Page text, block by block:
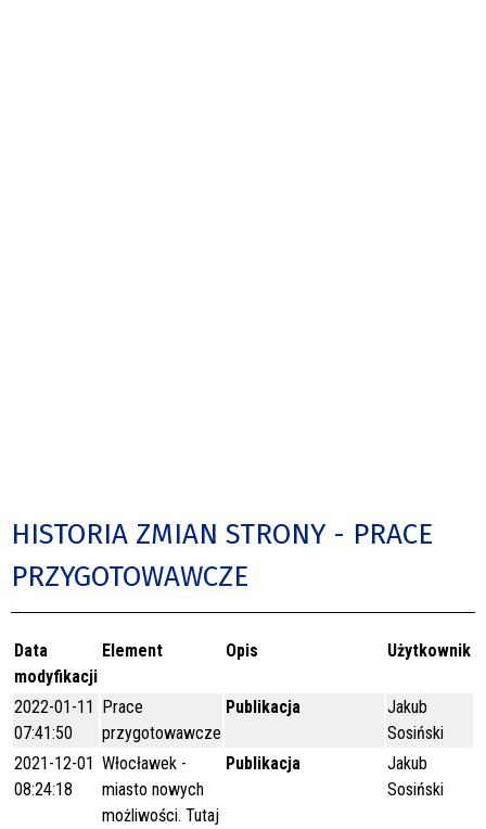
HISTORIA ZMIAN STRONY - PRACE
PRZYGOTOWAWCZE
Data
modyfikacji
Element Opis Użytkownik
2022-01-11
07:41:50
Prace
przygotowawcze
Publikacja
Jakub
Sosiński
2021-12-01
08:24:18
Włocławek -
miasto nowych
możliwości. Tutaj
Publikacja
Jakub
Sosiński